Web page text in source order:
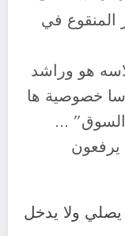
المنقوع في
هو وراشد
خصوصية ها
السوق” …
ولا يدخل